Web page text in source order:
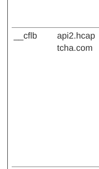
__cflb
api2.hcap
tcha.com